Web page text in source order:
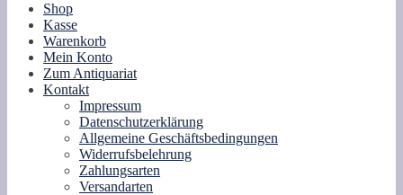
Shop
Kasse
Warenkorb
Mein Konto
Zum Antiquariat
Kontakt
Impressum
Datenschutzerklärung
Allgemeine Geschäftsbedingungen
Widerrufsbelehrung
Zahlungsarten
Versandarten